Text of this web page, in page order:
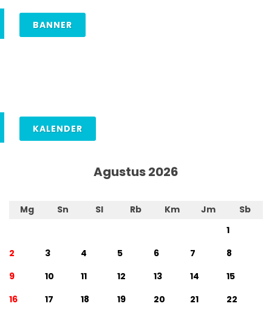
BANNER
KALENDER
Agustus 2026
Mg Sn Sl Rb Km Jm
Sb
1
2
3 4 5 6 7
8
9
10 11 12 13 14
15
16
17 18 19 20 21 22